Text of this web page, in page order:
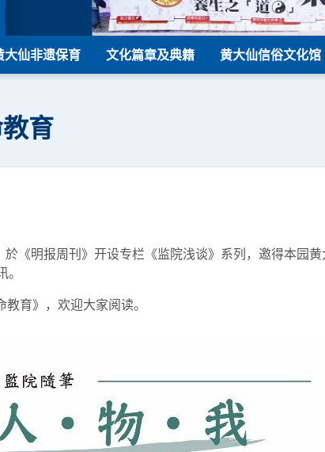
大仙非遗保育 文化篇章及典籍 黄大仙信俗文化馆
育
《明报周刊》开设专栏《监院浅谈》系列，邀得本园黄
育》，欢迎大家阅读。